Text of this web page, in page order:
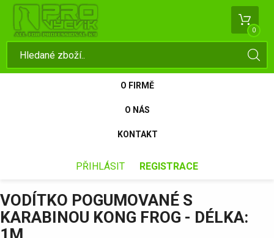
0
O FIRMĚ
O NÁS
KONTAKT
PŘIHLÁSIT REGISTRACE
VODÍTKO POGUMOVANÉ S
KARABINOU KONG FROG - DÉLKA:
1M